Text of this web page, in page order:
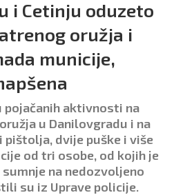
i Cetinju oduzeto
oružja i
municije,
pojačanih aktivnosti na
u Danilovgradu i na
dvije puške i više
od tri osobe, od kojih je
na nedozvoljeno
su iz Uprave policije.